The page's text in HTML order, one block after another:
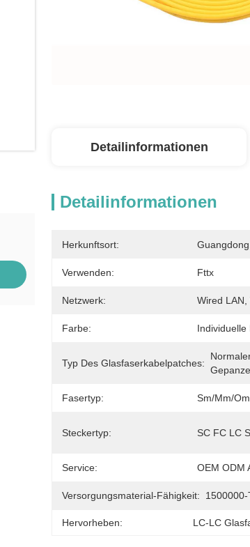
Detailinformationen
Detailinformationen
Herkunftsort:
Verwenden: Fttx
Netzwerk: Wired LAN,
Farbe: Individuelle
Typ Des Glasfaserkabelpatches:
Fasertyp: Sm/mm/
Steckertyp: SC FC LC
Service: OEM ODM
Versorgungsmaterial-Fähigkeit:
Hervorheben: LC-LC